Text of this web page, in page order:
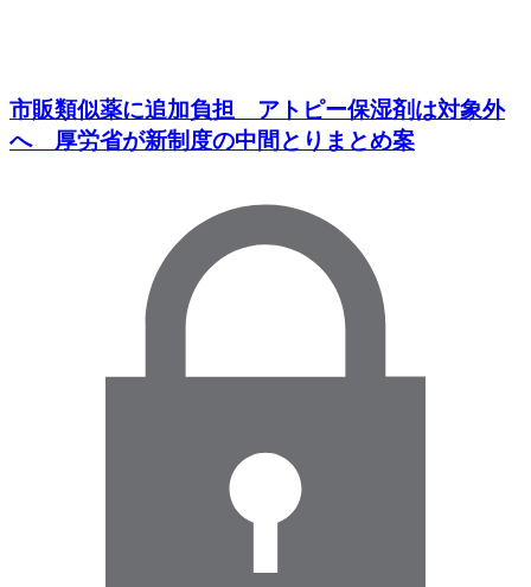
市販類似薬に追加負担 アトピー保湿剤は対象外
へ 厚労省が新制度の中間とりまとめ案